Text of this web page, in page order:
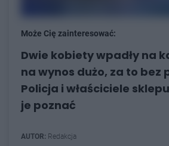
Może Cię zainteresować:
Dwie kobiety wpadły na
na wynos dużo, za to bez
Policja i właściciele
je poznać
AUTOR: Redakcja